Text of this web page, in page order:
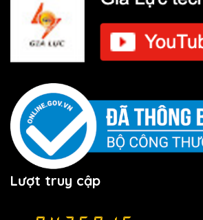
Lượt truy cập